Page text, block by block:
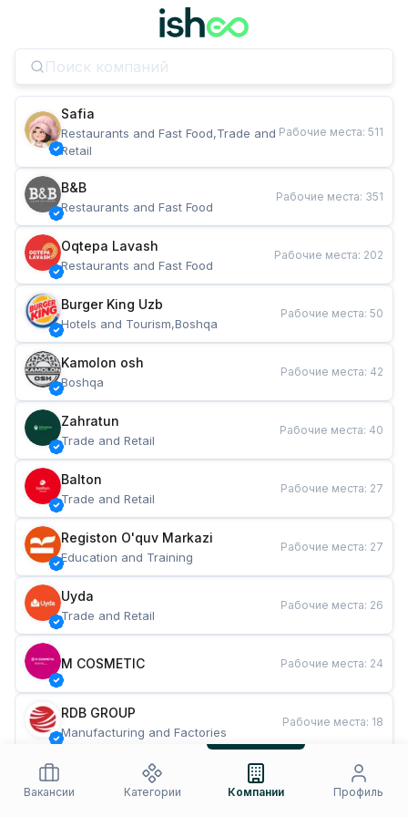
Safia
Restaurants and Fast Food,Trade and
Retail
Рабочие места: 511
B&B
Restaurants and Fast Food
Рабочие места: 351
Oqtepa Lavash
Restaurants and Fast Food
Рабочие места: 202
Burger King Uzb
Hotels and Tourism,Boshqa
Рабочие места: 50
Kamolon osh
Boshqa
Рабочие места: 42
Zahratun
Trade and Retail
Рабочие места: 40
Balton
Trade and Retail
Рабочие места: 27
Registon O'quv Markazi
Education and Training
Рабочие места: 27
Uyda
Trade and Retail
Рабочие места: 26
M COSMETIC Рабочие места: 24
RDB GROUP
Manufacturing and Factories
Рабочие места: 18
Restaurants and Fast Food
Рабочие места
Вакансии
Категории Компании Профиль